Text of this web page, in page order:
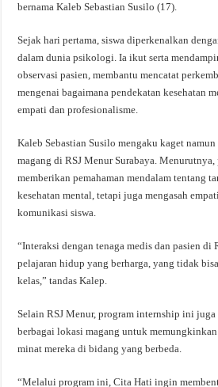
bernama Kaleb Sebastian Susilo (17).
Sejak hari pertama, siswa diperkenalkan
dalam dunia psikologi. Ia ikut serta
observasi pasien, membantu mencatat
mengenai bagaimana pendekatan kesehatan
empati dan profesionalisme.
Kaleb Sebastian Susilo mengaku kaget
magang di RSJ Menur Surabaya.
memberikan pemahaman mendalam tentang
kesehatan mental, tetapi juga mengasah
komunikasi siswa.
“Interaksi dengan tenaga medis dan pasien di
pelajaran hidup yang berharga, yang tidak
kelas,” tandas Kalep.
Selain RSJ Menur, program internship ini juga
berbagai lokasi magang untuk
minat mereka di bidang yang berbeda.
“Melalui program ini, Cita Hati ingin